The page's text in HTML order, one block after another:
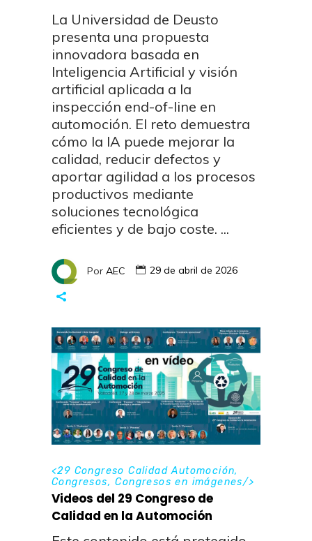
La Universidad de Deusto
presenta una propuesta
innovadora basada en
Inteligencia Artificial y visión
artificial aplicada a la
inspección end-of-line en
automoción. El reto demuestra
cómo la IA puede mejorar la
calidad, reducir defectos y
aportar agilidad a los procesos
productivos mediante
soluciones tecnológica
eficientes y de bajo coste.
Por AEC 29 de abril de 2026
<29 Congreso Calidad Automoción,
Congresos,Congresos en imágenes/>
Videos del 29 Congreso de
Calidad en la Automoción